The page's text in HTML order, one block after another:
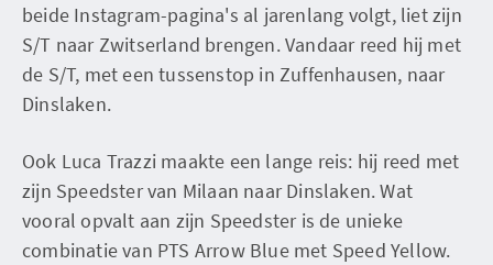
beide Instagram-pagina's al jarenlang volgt, liet zijn
S/T naar Zwitserland brengen. Vandaar reed hij met
de S/T, met een tussenstop in Zuffenhausen, naar
Dinslaken.
Ook Luca Trazzi maakte een lange reis: hij reed met
zijn Speedster van Milaan naar Dinslaken. Wat
vooral opvalt aan zijn Speedster is de unieke
combinatie van PTS Arrow Blue met Speed ​​Yellow.